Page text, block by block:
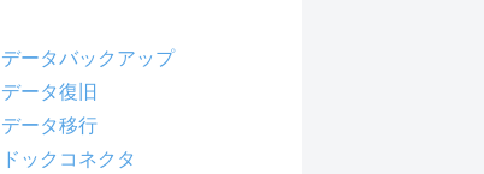
データバックアップ
データ復旧
データ移行
ドックコネクタ